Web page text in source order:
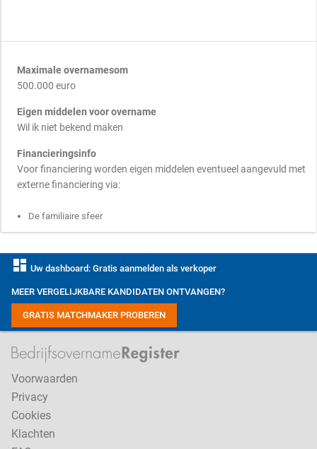
Maximale overnamesom
500.000 euro
Eigen middelen voor overname
Wil ik niet bekend maken
Financieringsinfo
Voor financiering worden eigen middelen eventueel aangevuld met
externe financiering via:
De familiaire sfeer
dashboard Uw dashboard: Gratis aanmelden als verkoper
MEER VERGELIJKBARE KANDIDATEN ONTVANGEN?
GRATIS MATCHMAKER PROBEREN
Voorwaarden
Privacy
Cookies
Klachten